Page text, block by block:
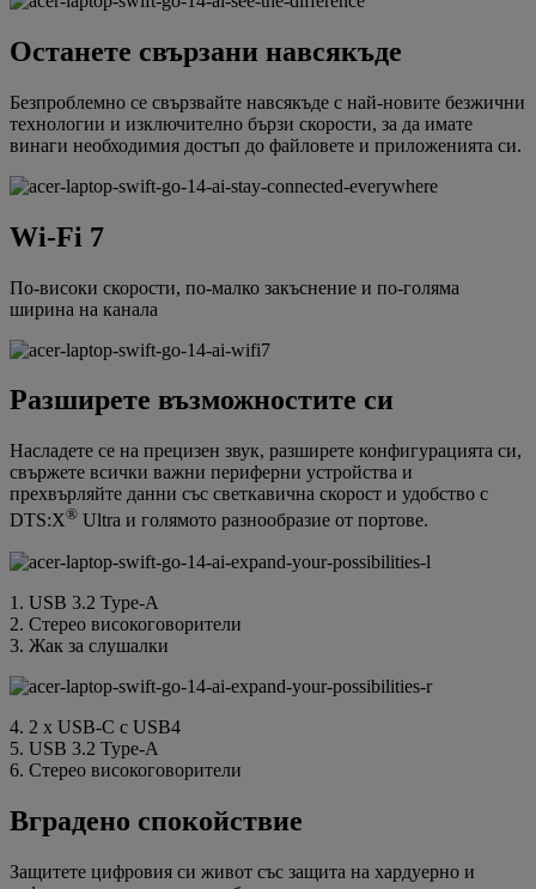
Останете свързани навсякъде
Безпроблемно се свързвайте навсякъде с най-новите безжични
технологии и изключително бързи скорости, за да имате
винаги необходимия достъп до файловете и приложенията си.
Wi-Fi 7
По-високи скорости, по-малко закъснение и по-голяма
ширина на канала
Разширете възможностите си
Насладете се на прецизен звук, разширете конфигурацията си,
свържете всички важни периферни устройства и
прехвърляйте данни със светкавична скорост и удобство с
DTS:X® Ultra и голямото разнообразие от портове.
1. USB 3.2 Type-A
2. Стерео високоговорители
3. Жак за слушалки
4. 2 x USB-C с USB4
5. USB 3.2 Type-A
6. Стерео високоговорители
Вградено спокойствие
Защитете цифровия си живот със защита на хардуерно и